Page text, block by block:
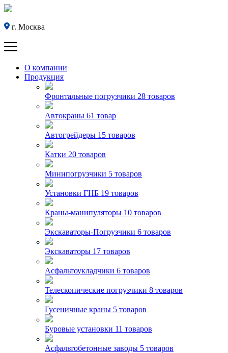
г. Москва
О компании
Продукция
Фронтальные погрузчики 28 товаров
Автокраны 61 товар
Автогрейдеры 15 товаров
Катки 20 товаров
Минипогрузчики 5 товаров
Установки ГНБ 19 товаров
Краны-манипуляторы 10 товаров
Экскаваторы-Погрузчики 6 товаров
Экскаваторы 17 товаров
Асфальтоукладчики 6 товаров
Телескопические погрузчики 8 товаров
Гусеничные краны 5 товаров
Буровые установки 11 товаров
Асфальтобетонные заводы 5 товаров